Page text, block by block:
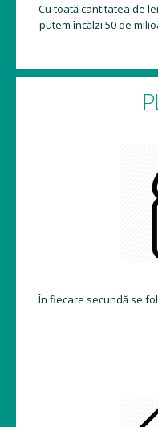
Cu toată cantitatea de
putem încălzi 50 de
În fiecare secundă se